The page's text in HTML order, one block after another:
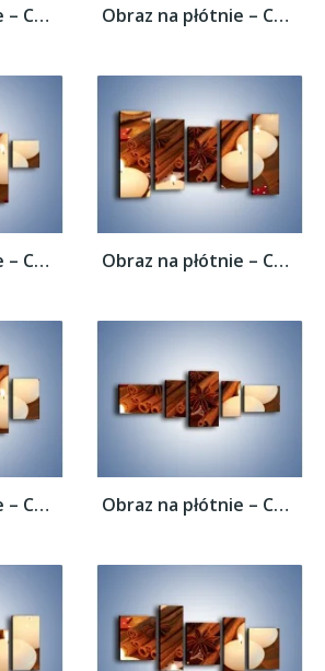
Obraz na płótnie – Cynamonowe szaleństwa... Obraz na płótnie – Cynamonowe szaleństwa...
Obraz na płótnie – Cynamonowe szaleństwa... Obraz na płótnie – Cynamonowe szaleństwa...
Obraz na płótnie – Cynamonowe szaleństwa... Obraz na płótnie – Cynamonowe szaleństwa...